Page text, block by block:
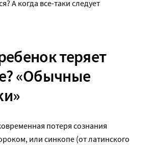
А когда все-таки следует
теряет
«Обычные
потеря сознания
или синкопе (от латинского